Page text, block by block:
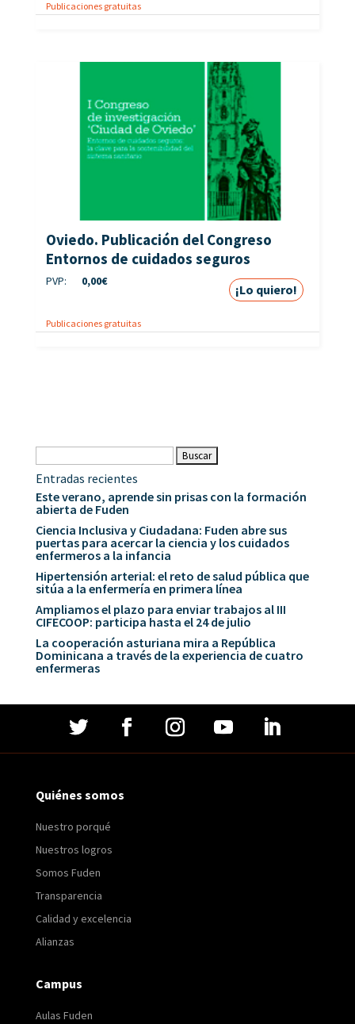
Publicaciones gratuitas
Oviedo. Publicación del Congreso
Entornos de cuidados seguros
PVP: 0,00€
¡Lo quiero!
Publicaciones gratuitas
Entradas recientes
Este verano, aprende sin prisas con la formación
abierta de Fuden
Ciencia Inclusiva y Ciudadana: Fuden abre sus
puertas para acercar la ciencia y los cuidados
enfermeros a la infancia
Hipertensión arterial: el reto de salud pública que
sitúa a la enfermería en primera línea
Ampliamos el plazo para enviar trabajos al III
CIFECOOP: participa hasta el 24 de julio
La cooperación asturiana mira a República
Dominicana a través de la experiencia de cuatro
enfermeras
Quiénes somos
Nuestro porqué
Nuestros logros
Somos Fuden
Transparencia
Calidad y excelencia
Alianzas
Campus
Aulas Fuden